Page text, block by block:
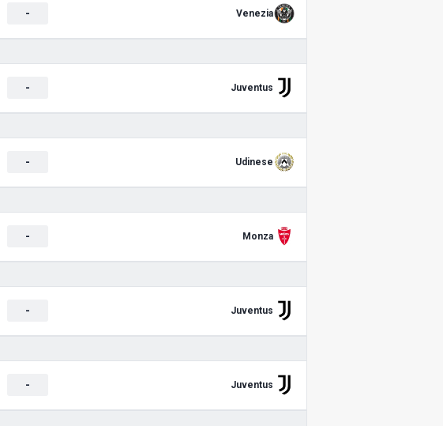
- Venezia
- Juventus
- Udinese
- Monza
- Juventus
- Juventus